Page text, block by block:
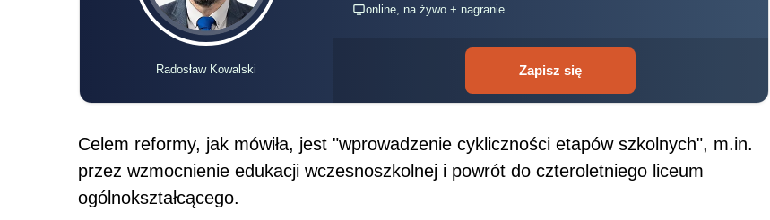
Radosław Kowalski
online, na żywo + nagranie
Zapisz się
Celem reformy, jak mówiła, jest "wprowadzenie cykliczności etapów szkolnych", m.in.
przez wzmocnienie edukacji wczesnoszkolnej i powrót do czteroletniego liceum
ogólnokształcącego.